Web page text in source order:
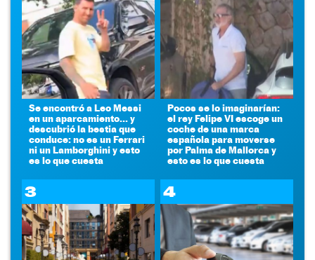
Se encontró a Leo Messi
en un aparcamiento... y
descubrió la bestia que
conduce: no es un Ferrari
ni un Lamborghini y esto
es lo que cuesta
Pocos se lo imaginarían:
el rey Felipe VI escoge un
coche de una marca
española para moverse
por Palma de Mallorca y
esto es lo que cuesta
3 4